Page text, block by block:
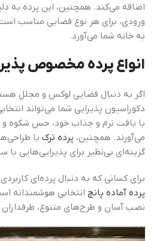
اضافه می‌کند. همچنین، این پرده به
ورودی، برای هر نوع فضایی مناسب
به خانه شما می‌آورد.
انواع پرده مخصوص
اگر به دنبال فضایی لوکس و مجلل
دکوراسیون پذیرایی شما می‌تواند
با بافت نرم و جذاب خود، حس شکوه و
می‌آورند. همچنین، پرده ترک با
گزینه‌ای بی‌نظیر برای پذیرایی‌هایی
برای کسانی که به دنبال پرده‌ای
پرده آماده پانچ انتخابی هوشمندانه
نصب آسان و طرح‌های متنوع، طرفداران